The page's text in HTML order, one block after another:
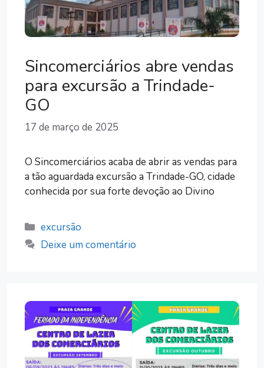
Sincomerciários abre vendas
para excursão a Trindade-
GO
17 de março de 2025
O Sincomerciários acaba de abrir as vendas para
a tão aguardada excursão a Trindade-GO, cidade
conhecida por sua forte devoção ao Divino
Categorias
excursão
Deixe um comentário